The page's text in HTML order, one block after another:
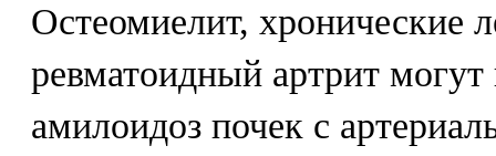
Остеомиелит, хронические
ревматоидный артрит
амилоидоз почек с